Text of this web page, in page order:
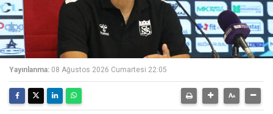
Yayınlanma: 08 Ağustos 2026 Cumartesi 22:05